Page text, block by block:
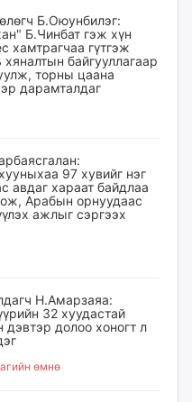
Б.Оюунбилэг:
Б.Чинбат гэж хүн
хамтрагчаа гүтгэж
хяналтын байгууллагаар
торны цаана
дарамталдаг
97 хувийг нэг
авдаг хараат байдлаа
Арабын орнуудаас
ажлыг сэргээх
Н.Амарзаяа:
32 хуудастай
дэвтэр долоо хоногт л
өмнө